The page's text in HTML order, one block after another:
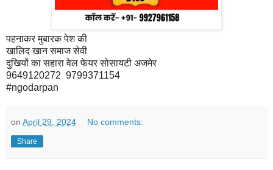
पहनाकर मुबारक पेश की
खालिद खान समाज सेवी
दुखियों का सहारा वेल फेयर सोसायटी अजमेर
9649120272 9799371154
#ngodarpan
on April 29, 2024 No comments:
Share